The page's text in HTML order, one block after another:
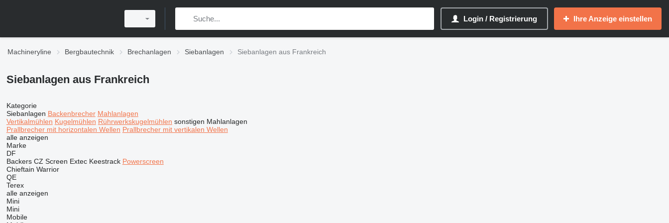
Login / Registrierung Ihre Anzeige einstellen
Machineryline Bergbautechnik Brechanlagen Siebanlagen‎ Siebanlagen‎ aus Frankreich
Siebanlagen‎ aus Frankreich
Kategorie
Siebanlagen‎ Backenbrecher Mahlanlagen
Vertikalmühlen Kugelmühlen Rührwerkskugelmühlen sonstigen Mahlanlagen
Prallbrecher mit horizontalen Wellen Prallbrecher mit vertikalen Wellen
alle anzeigen
Marke
DF
Backers CZ Screen Extec Keestrack Powerscreen
Chieftain Warrior
QE
Terex
alle anzeigen
Mini
Mini
Mobile